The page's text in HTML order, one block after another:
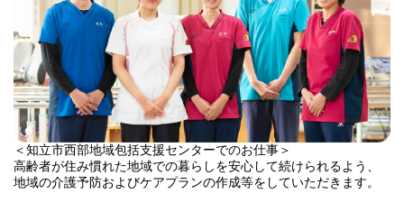
＜知立市西部地域包括支援センターでのお仕事＞
高齢者が住み慣れた地域での暮らしを安心して続けられるよう、
地域の介護予防およびケアプランの作成等をしていただきます。